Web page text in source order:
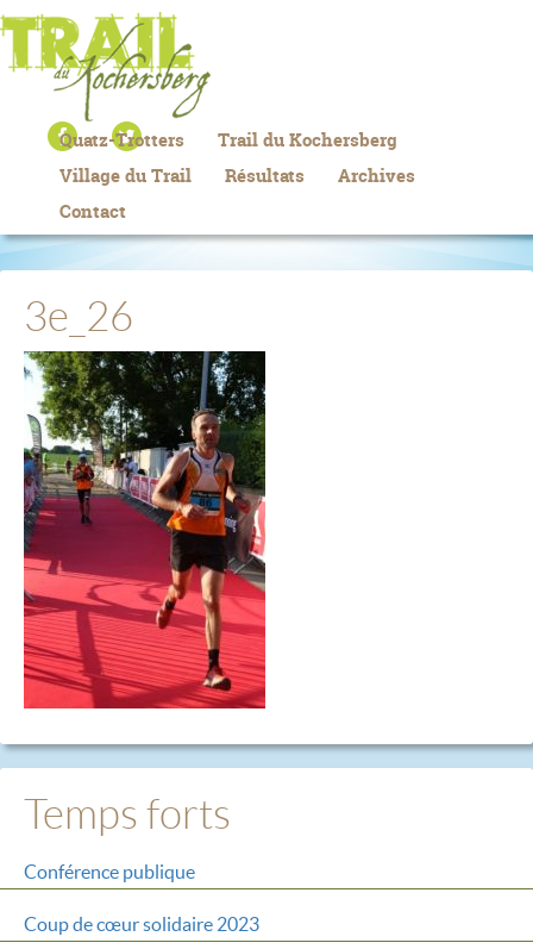
Quatz-Trotters
Trail du Kochersberg
Village du Trail
Résultats
Archives
Contact
3e_26
Temps forts
Conférence publique
Coup de cœur solidaire 2023